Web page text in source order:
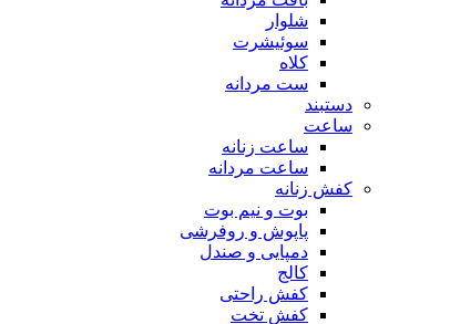
شلوار
سوئیشرت
کلاه
ست مردانه
دستبند
ساعت
ساعت زنانه
ساعت مردانه
کفش زنانه
بوت و نیم بوت
پاپوش و روفرشی
دمپایی و صندل
کالج
کفش راحتی
کفش تخت